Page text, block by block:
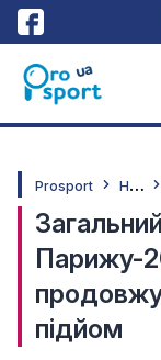
Prosport Н
овини
Парижу-
підйом